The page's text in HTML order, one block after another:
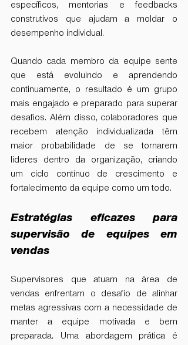
específicos, mentorias e feedbacks
construtivos que ajudam a moldar o
desempenho individual.
Quando cada membro da equipe sente
que está evoluindo e aprendendo
continuamente, o resultado é um grupo
mais engajado e preparado para superar
desafios. Além disso, colaboradores que
recebem atenção individualizada têm
maior probabilidade de se tornarem
líderes dentro da organização, criando
um ciclo contínuo de crescimento e
fortalecimento da equipe como um todo.
Estratégias eficazes para
supervisão de equipes em
vendas
Supervisores que atuam na área de
vendas enfrentam o desafio de alinhar
metas agressivas com a necessidade de
manter a equipe motivada e bem
preparada. Uma abordagem prática é